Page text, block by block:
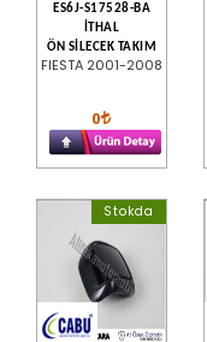
ES6J-S17528-BA
İTHAL
ÖN SİLECEK TAKIM
FIESTA 2001-2008
0
Stokda